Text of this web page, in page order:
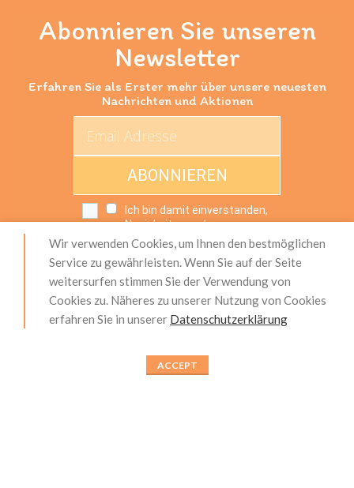
Abonnieren Sie unseren
Newsletter
Erfahren Sie als Erster mehr über unsere neuesten
Nachrichten und Aktionen
ABONNIEREN
Ich bin damit einverstanden,
Neuigkeiten und
Werbeaktionen von dieser
Website zu erhalten.
Impressum|Produktsicherheit (GPSR)|AGB
Datenschutzerklärung|Über Uns
Wir verwenden Cookies, um Ihnen den bestmöglichen
Service zu gewährleisten. Wenn Sie auf der Seite
weitersurfen stimmen Sie der Verwendung von
Cookies zu. Näheres zu unserer Nutzung von Cookies
erfahren Sie in unserer Datenschutzerklärung
ACCEPT